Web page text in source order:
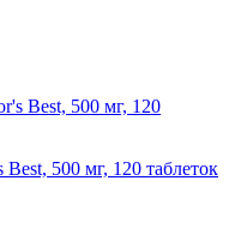
500 мг, 120 таблеток